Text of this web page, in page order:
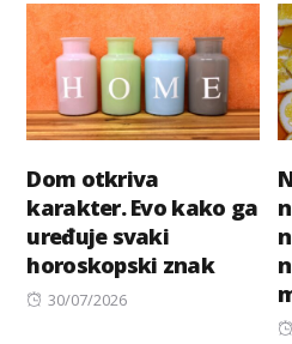
Dom otkriva
karakter. Evo kako ga
uređuje svaki
horoskopski znak
Posted
30/07/2026